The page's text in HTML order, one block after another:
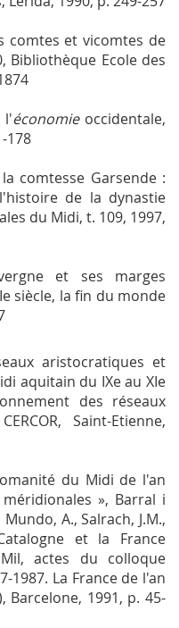
comtes et vicomtes de
, Bibliothèque Ecole des
l'économieoccidentale,
178
comtesse Garsende :
de la dynastie
du Midi, t. 109, 1997,
et ses marges
siècle, la fin du monde
aristocratiques et
aquitain du IXe au XIe
des réseaux
Saint-Etienne,
romanité du Midi de l'an
», Barral i
A., Salrach, J.M.,
et la France
, actes du colloque
1987. La France de l'an
Barcelone, 1991, p. 45-